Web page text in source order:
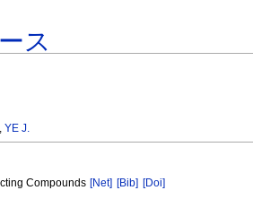
ス
,YE J.
Compounds [Net] [Bib] [Doi]